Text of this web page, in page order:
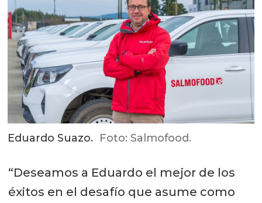
Eduardo Suazo. Foto: Salmofood.
“Deseamos a Eduardo el mejor de los
éxitos en el desafío que asume como